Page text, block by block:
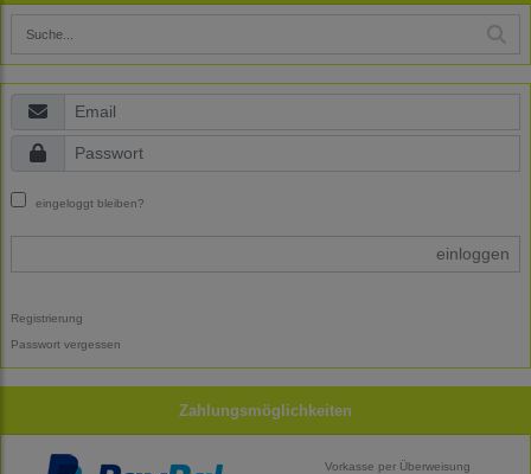
eingeloggt bleiben?
einloggen
Registrierung
Passwort vergessen
Zahlungsmöglichkeiten
Vorkasse per Überweisung